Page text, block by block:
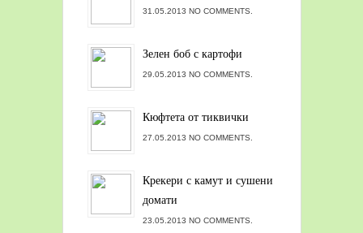
31.05.2013 NO COMMENTS.
Зелен боб с картофи
29.05.2013 NO COMMENTS.
Кюфтета от тиквички
27.05.2013 NO COMMENTS.
Крекери с камут и сушени
домати
23.05.2013 NO COMMENTS.